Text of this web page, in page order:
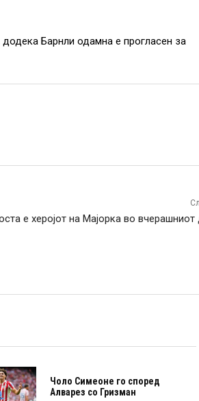
Барнли одамна е прогласен за
е херојот на Мајорка во вчерашниот
Чоло Симеоне го според
Алварез со Гризман